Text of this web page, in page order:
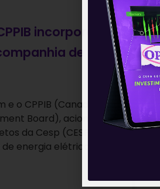
incorporam
de R$
o CPPIB (Canada
Board), acionistas
da Cesp (CESP6),
energia elétrica para